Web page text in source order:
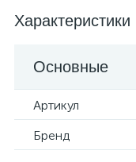
Характеристики
Основные
Артикул
Бренд